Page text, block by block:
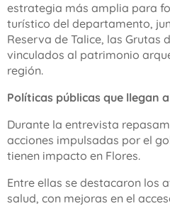
estrategia más amplia para
turístico del departamento,
Reserva de Talice, las Grutas
vinculados al patrimonio
región.
Políticas públicas que llegan
Durante la entrevista
acciones impulsadas por el
tienen impacto en Flores.
Entre ellas se destacaron los
salud, con mejoras en el